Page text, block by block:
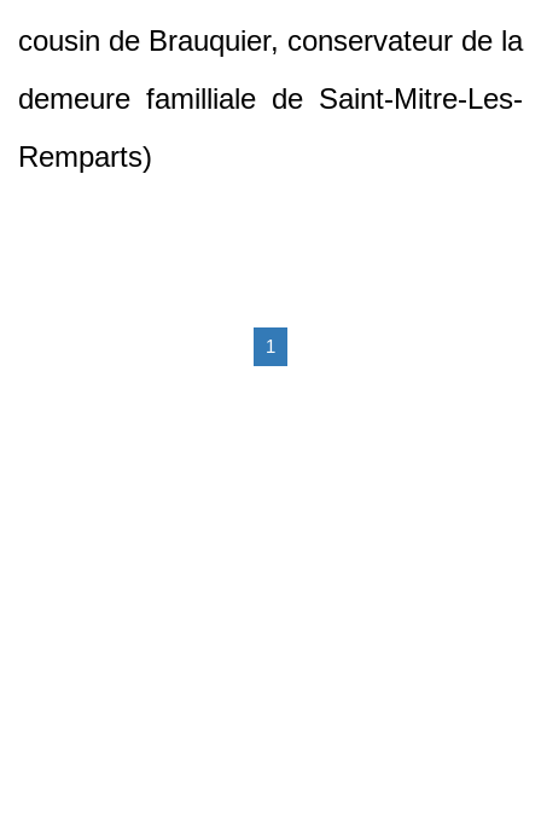
cousin de Brauquier, conservateur de la
demeure familliale de Saint-Mitre-Les-
Remparts)
1